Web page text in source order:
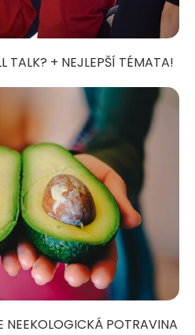
TALK? + NEJLEPŠÍ TÉMATA!
POTRAVINA